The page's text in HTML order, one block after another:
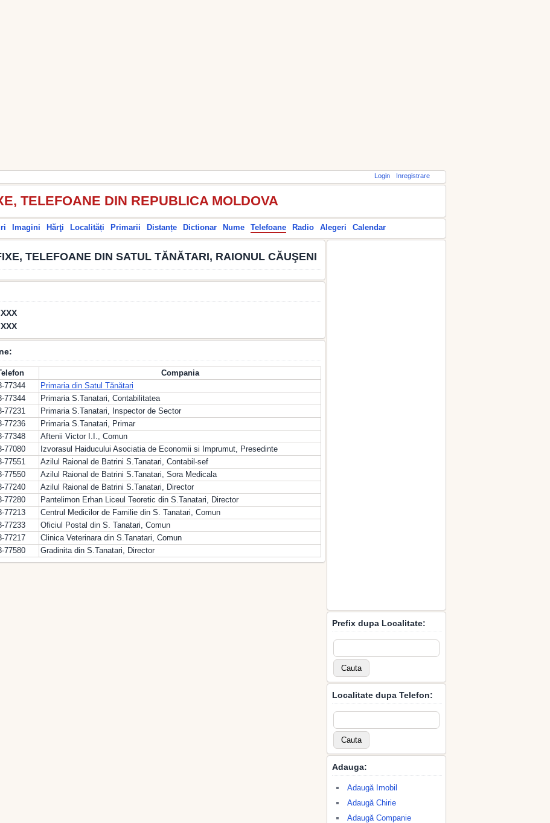
Login Inregistrare
TELEFOANE DIN REPUBLICA MOLDOVA
Imagini Hărţi Localități Primarii Distanțe Dictionar Nume Telefoane Radio Alegeri Calendar
TELEFOANE DIN SATUL TĂNĂTARI, RAIONUL CĂUŞENI
Compania
77344
Primaria din Satul Tănătari
77344
Primaria S.Tanatari, Contabilitatea
77231
Primaria S.Tanatari, Inspector de Sector
77236
Primaria S.Tanatari, Primar
77348
Aftenii Victor I.I., Comun
77080
Izvorasul Haiducului Asociatia de Economii si Imprumut, Presedinte
77551
Azilul Raional de Batrini S.Tanatari, Contabil-sef
77550
Azilul Raional de Batrini S.Tanatari, Sora Medicala
77240
Azilul Raional de Batrini S.Tanatari, Director
77280
Pantelimon Erhan Liceul Teoretic din S.Tanatari, Director
77213
Centrul Medicilor de Familie din S. Tanatari, Comun
77233
Oficiul Postal din S. Tanatari, Comun
77217
Clinica Veterinara din S.Tanatari, Comun
77580
Gradinita din S.Tanatari, Director
Prefix dupa Localitate:
Localitate dupa Telefon:
Adauga:
Adaugă Imobil
Adaugă Chirie
Adaugă Companie